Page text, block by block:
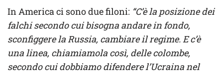
In America ci sono due filoni: “C’è la posizione dei
falchi secondo cui bisogna andare in fondo,
sconfiggere la Russia, cambiare il regime. E c’è
una linea, chiamiamola così, delle colombe,
secondo cui dobbiamo difendere l’Ucraina nel